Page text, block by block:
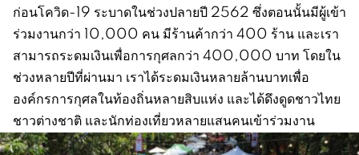
ก่อนโควิด-19 ระบาดในช่วงปลายปี 2562 ซึ่งตอนนั้นมีผู้เข้า
ร่วมงานกว่า 10,000 คน มีร้านค้ากว่า 400 ร้าน และเรา
สามารถระดมเงินเพื่อการกุศลกว่า 400,000 บาท โดยใน
ช่วงหลายปีที่ผ่านมา เราได้ระดมเงินหลายล้านบาทเพื่อ
องค์กรการกุศลในท้องถิ่นหลายสิบแห่ง และได้ดึงดูดชาวไทย
ชาวต่างชาติ และนักท่องเที่ยวหลายแสนคนเข้าร่วมงาน